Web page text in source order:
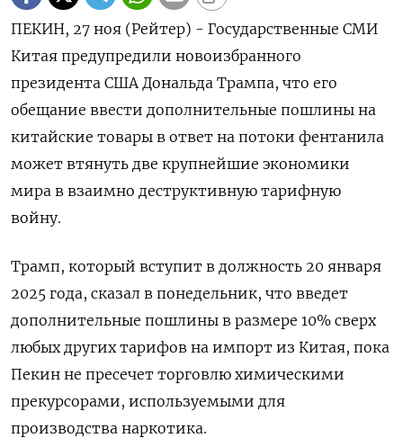
ПЕКИН, 27 ноя (Рейтер) - Государственные СМИ
Китая предупредили новоизбранного
президента США Дональда Трампа, что его
обещание ввести дополнительные пошлины на
китайские товары в ответ на потоки фентанила
может втянуть две крупнейшие экономики
мира в взаимно деструктивную тарифную
войну.
Трамп, который вступит в должность 20 января
2025 года, сказал в понедельник, что введет
дополнительные пошлины в размере 10% сверх
любых других тарифов на импорт из Китая, пока
Пекин не пресечет торговлю химическими
прекурсорами, используемыми для
производства наркотика.